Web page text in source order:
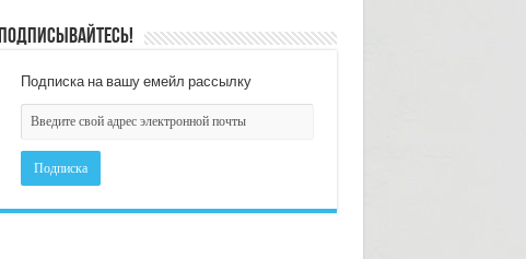
Подписывайтесь!
Подписка на вашу емейл рассылку